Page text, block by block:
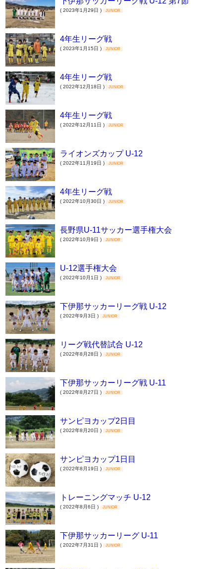
( 2023年1月29日 ) JUNIOR
4年生リーグ戦
( 2023年1月15日 ) JUNIOR
4年生リーグ戦
( 2022年12月18日 ) JUNIOR
4年生リーグ戦
( 2022年12月11日 ) JUNIOR
ライオンズカップ U-12
( 2022年11月19日 ) JUNIOR
4年生リーグ戦
( 2022年10月30日 ) JUNIOR
長野県U-11サッカー選手権大会
( 2022年10月9日 ) JUNIOR
U-12選手権大会
( 2022年10月1日 ) JUNIOR
下伊那サッカーリーグ戦 U-12
( 2022年9月3日 ) JUNIOR
リーグ戦代替試合 U-12
( 2022年8月28日 ) JUNIOR
下伊那サッカーリーグ戦 U-11
( 2022年8月27日 ) JUNIOR
サンピヨカップ2日目
( 2022年8月20日 ) JUNIOR
サンピヨカップ1日目
( 2022年8月19日 ) JUNIOR
トレーニングマッチ U-12
( 2022年8月6日 ) JUNIOR
下伊那サッカーリーグ U-11
( 2022年7月31日 ) JUNIOR